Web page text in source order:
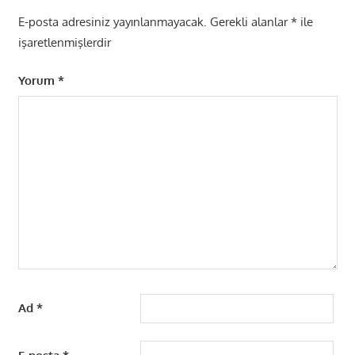
E-posta adresiniz yayınlanmayacak. Gerekli alanlar*ile
işaretlenmişlerdir
Yorum *
Ad *